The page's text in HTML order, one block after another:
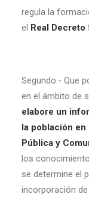
regula la
el Real Decreto
Segundo.- Que
en el ámbito de
elabore un
la población en
Pública y
los
se determine el
incorporación